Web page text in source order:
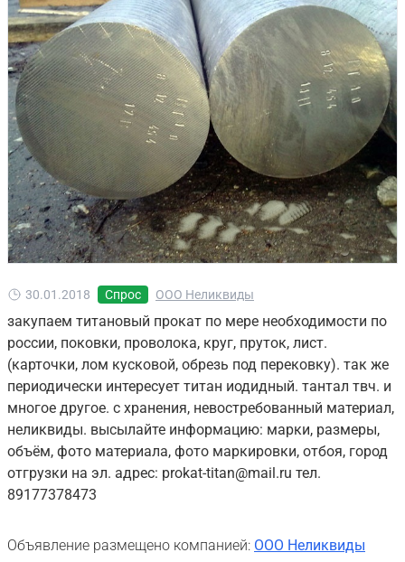
30.01.2018 Спрос ООО Неликвиды
закупаем титановый прокат по мере необходимости по
россии, поковки, проволока, круг, пруток, лист.
(карточки, лом кусковой, обрезь под перековку). так же
периодически интересует титан иодидный. тантал твч. и
многое другое. с хранения, невостребованный материал,
неликвиды. высылайте информацию: марки, размеры,
объём, фото материала, фото маркировки, отбоя, город
отгрузки на эл. адрес: prokat-titan@mail.ru тел.
89177378473
Объявление размещено компанией: ООО Неликвиды